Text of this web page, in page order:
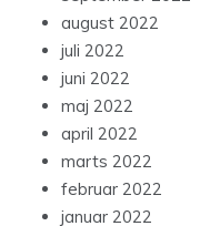
august 2022
juli 2022
juni 2022
maj 2022
april 2022
marts 2022
februar 2022
januar 2022